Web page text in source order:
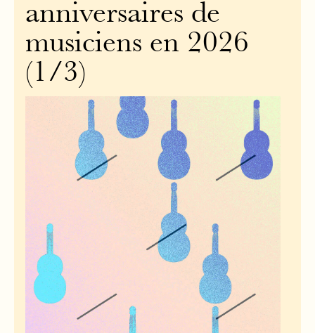
anniversaires de
musiciens en 2026
(1/3)